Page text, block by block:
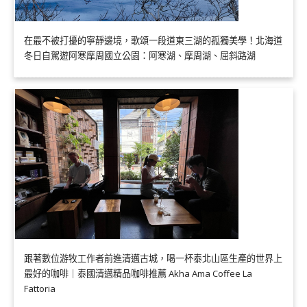
在最不被打擾的寧靜邊境，歌頌一段道東三湖的孤獨美學！北海道
冬日自駕遊阿寒摩周國立公園：阿寒湖、摩周湖、屈斜路湖
跟著數位游牧工作者前進清邁古城，喝一杯泰北山區生產的世界上
最好的咖啡｜泰國清邁精品咖啡推薦 Akha Ama Coffee La
Fattoria